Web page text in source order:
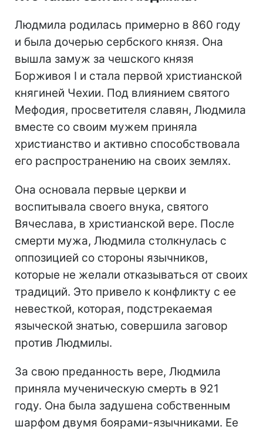
Людмила родилась примерно в 860 году
и была дочерью сербского князя. Она
вышла замуж за чешского князя
Борживоя I и стала первой христианской
княгиней Чехии. Под влиянием святого
Мефодия, просветителя славян, Людмила
вместе со своим мужем приняла
христианство и активно способствовала
его распространению на своих землях.
Она основала первые церкви и
воспитывала своего внука, святого
Вячеслава, в христианской вере. После
смерти мужа, Людмила столкнулась с
оппозицией со стороны язычников,
которые не желали отказываться от своих
традиций. Это привело к конфликту с ее
невесткой, которая, подстрекаемая
языческой знатью, совершила заговор
против Людмилы.
За свою преданность вере, Людмила
приняла мученическую смерть в 921
году. Она была задушена собственным
шарфом двумя боярами-язычниками. Ее